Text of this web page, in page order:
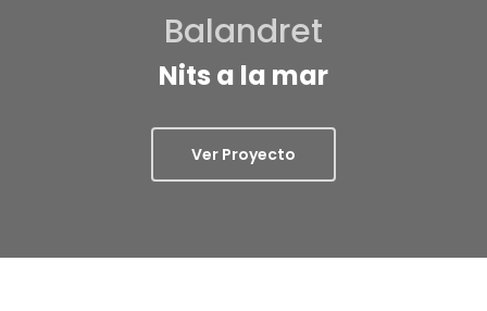
Balandret
Nits a la mar
Ver Proyecto